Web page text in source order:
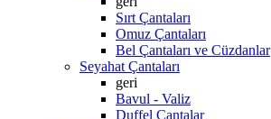
Sırt Çantaları
Omuz Çantaları
Bel Çantaları ve Cüzdanlar
Seyahat Çantaları
geri
Bavul - Valiz
Duffel Çantalar